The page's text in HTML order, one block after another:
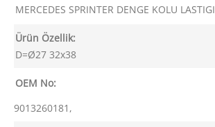
MERCEDES SPRINTER DENGE KOLU LASTIGI
Ürün Özellik:
D=Ø27 32x38
OEM No:
9013260181,